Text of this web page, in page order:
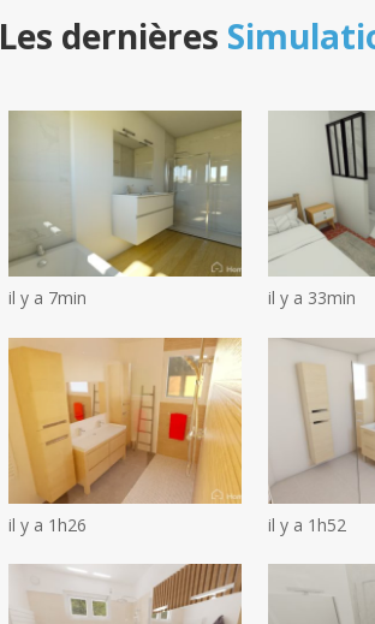
Les dernières
il y a 7min il y a 33min
il y a 1h26 il y a 1h52